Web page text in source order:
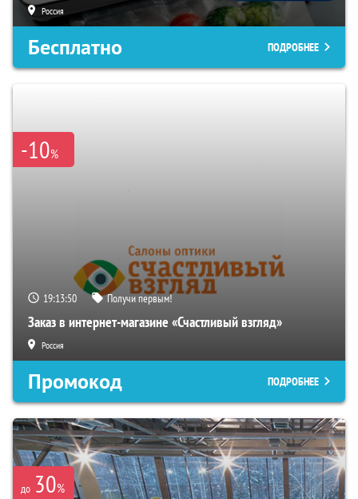
Россия
Бесплатно ПОДРОБНЕЕ
-10%
19:13:49 Получи первым!
Заказ в интернет-магазине «Счастливый взгляд»
Россия
Промокод ПОДРОБНЕЕ
до 30%